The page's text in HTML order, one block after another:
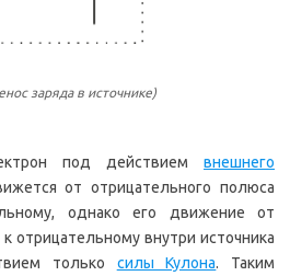
заряда в источнике)
под действием внешнего
от отрицательного полюса
однако его движение от
отрицательному внутри источника
только силы Кулона. Таким